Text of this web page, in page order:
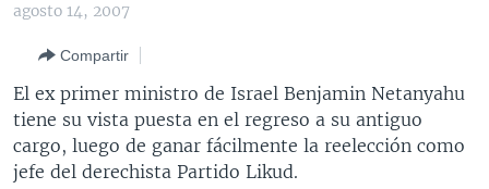
principal
Salte
navegador
principal
Salte
MÉXICO
HAITÍ
ELECCIONES EEUU
VOTO DIVIDIDO
VOA VERIFICA
VOA VERIFICA UCRANIA/RUSIA
VOA VERIFICA INMIGRACIÓN
VOA VERIFICA AMÉRICA LATINA
AMÉRICA LATINA
ARGENTINA
BOLIVIA
COLOMBIA
CHINA EN AMÉRICA LATINA
CENTROAMÉRICA
COSTA RICA
OTRAS SECCIONES
agosto 14, 2007
Compartir
El ex primer ministro de Israel Benjamin Netanyahu
tiene su vista puesta en el regreso a su antiguo
cargo, luego de ganar fácilmente la reelección como
jefe del derechista Partido Likud.